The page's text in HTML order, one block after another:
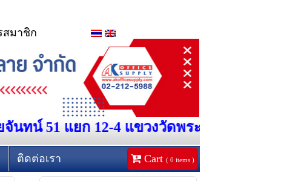
สมาชิก
ทน์ 51 แยก 12-4 แขวงวัดพระยาไกร เขตบางค
ติดต่อเรา Cart ( 0 items )